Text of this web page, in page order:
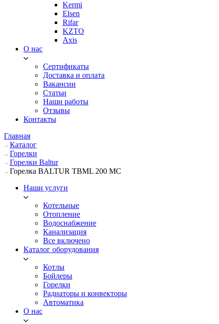
Kermi
Elsen
Rifar
KZTO
Axis
О нас
Сертификаты
Доставка и оплата
Вакансии
Статьи
Наши работы
Отзывы
Контакты
Главная
Каталог
Горелки
Горелки Baltur
Горелка BALTUR TBML 200 MC
Наши услуги
Котельные
Отопление
Водоснабжение
Канализация
Все включено
Каталог оборудования
Котлы
Бойлеры
Горелки
Радиаторы и конвекторы
Автоматика
О нас